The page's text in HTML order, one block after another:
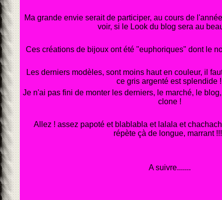
Ma grande envie serait de participer, au cours de
voir, si le Look du blog sera au
Ces créations de bijoux ont été "euphoriques" dont le
Les derniers modèles, sont moins haut en couleur, il
ce gris argenté est splendide
Je n'ai pas fini de monter les derniers, le marché, le
clone !
Allez ! assez papoté et blablabla et lalala et
répète çà de longue, marrant
A suivre.......